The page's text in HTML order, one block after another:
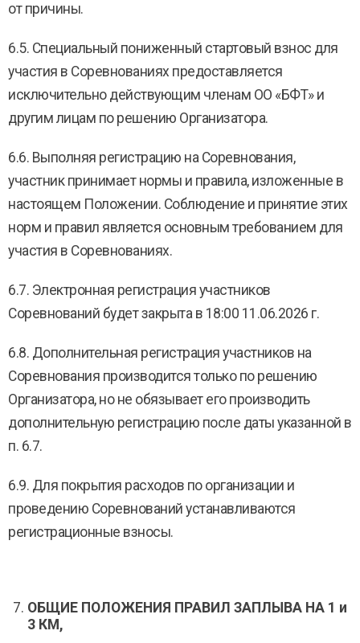
от причины.
6.5. Специальный пониженный стартовый взнос для
участия в Соревнованиях предоставляется
исключительно действующим членам ОО «БФТ» и
другим лицам по решению Организатора.
6.6. Выполняя регистрацию на Соревнования,
участник принимает нормы и правила, изложенные в
настоящем Положении. Соблюдение и принятие этих
норм и правил является основным требованием для
участия в Соревнованиях.
6.7. Электронная регистрация участников
Соревнований будет закрыта в 18:00 11.06.2026 г.
6.8. Дополнительная регистрация участников на
Соревнования производится только по решению
Организатора, но не обязывает его производить
дополнительную регистрацию после даты указанной в
п. 6.7.
6.9. Для покрытия расходов по организации и
проведению Соревнований устанавливаются
регистрационные взносы.
ОБЩИЕ ПОЛОЖЕНИЯ ПРАВИЛ ЗАПЛЫВА НА 1 и
3 КМ,